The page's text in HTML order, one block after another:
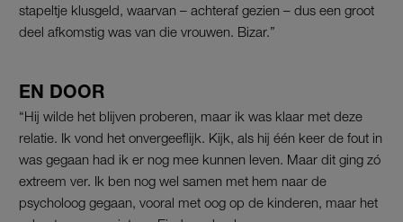
stapeltje klusgeld, waarvan – achteraf gezien – dus een groot
deel afkomstig was van die vrouwen. Bizar.”
EN DOOR
“Hij wilde het blijven proberen, maar ik was klaar met deze
relatie. Ik vond het onvergeeflijk. Kijk, als hij één keer de fout in
was gegaan had ik er nog mee kunnen leven. Maar dit ging zó
extreem ver. Ik ben nog wel samen met hem naar de
psycholoog gegaan, vooral met oog op de kinderen, maar het